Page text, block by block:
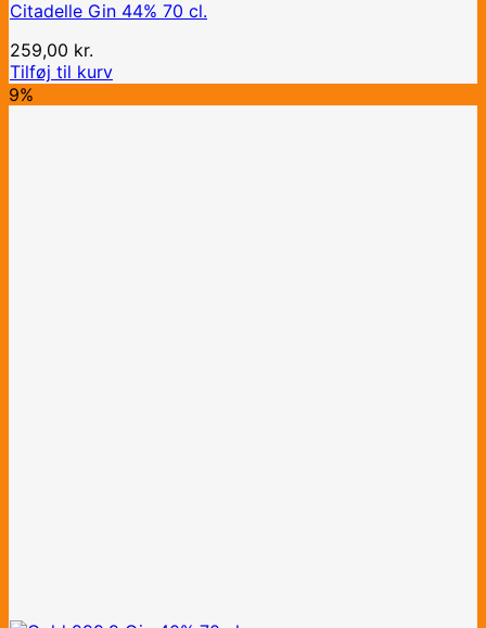
Citadelle Gin 44% 70 cl.
259,00 kr.
Tilføj til kurv
9%